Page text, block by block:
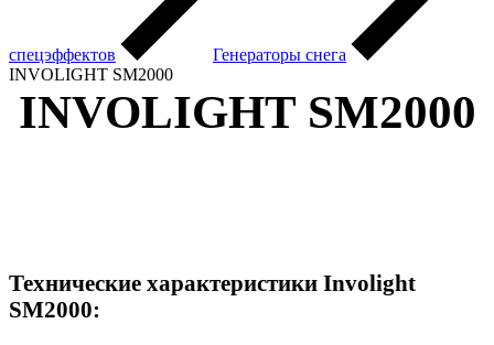
спецэффектов
Генераторы снега
INVOLIGHT SM2000
INVOLIGHT SM2000
Технические характеристики Involight
SM2000: